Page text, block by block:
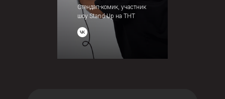
Стендап-комик, участник
шоу Stand-Up на ТНТ